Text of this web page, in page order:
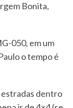
Bonita,
050, em um
o tempo é
estradas dentro